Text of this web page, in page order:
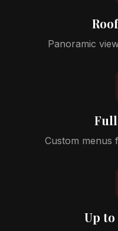
Panoramic
Custom
Up to